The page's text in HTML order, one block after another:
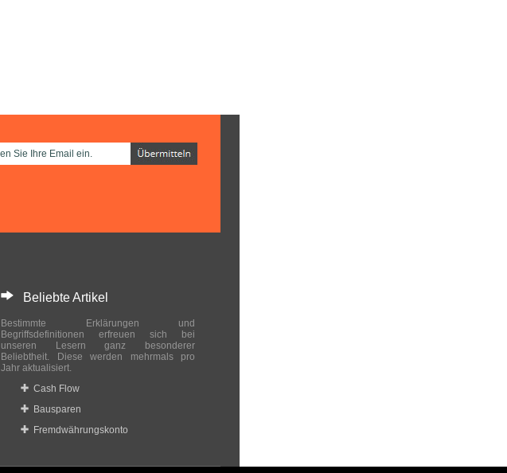
Beliebte Artikel
Bestimmte Erklärungen und
Begriffsdefinitionen erfreuen sich bei
unseren Lesern ganz besonderer
Beliebtheit. Diese werden mehrmals pro
Jahr aktualisiert.
Cash Flow
Bausparen
Fremdwährungskonto